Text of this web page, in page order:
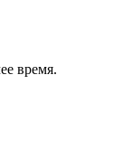
время.